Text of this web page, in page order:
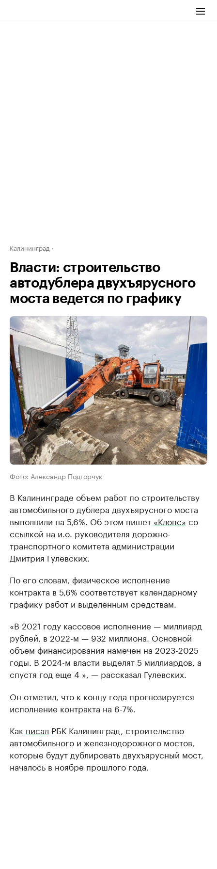
Калининград
Власти: строительство
автодублера двухъярусного
моста ведется по графику
Фото: Александр Подгорчук
В Калининграде объем работ по строительству
автомобильного дублера двухъярусного моста
выполнили на 5,6%. Об этом пишет «Клопс» со
ссылкой на и.о. руководителя дорожно-
транспортного комитета администрации
Дмитрия Гулевских.
По его словам, физическое исполнение
контракта в 5,6% соответствует календарному
графику работ и выделенным средствам.
«В 2021 году кассовое исполнение — миллиард
рублей, в 2022-м — 932 миллиона. Основной
объем финансирования намечен на 2023-2025
годы. В 2024-м власти выделят 5 миллиардов, а
спустя год еще 4 », — рассказал Гулевских.
Он отметил, что к концу года прогнозируется
исполнение контракта на 6-7%.
Как писал РБК Калининград, строительство
автомобильного и железнодорожного мостов,
которые будут дублировать двухъярусный мост,
началось в ноябре прошлого года.